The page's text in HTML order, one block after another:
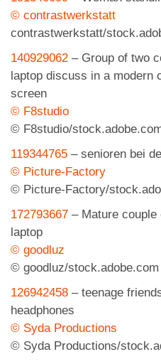
© contrastwerkstatt
contrastwerkstatt/
140929062 – Group of two
laptop discuss in a modern
screen
© F8studio
© F8studio/
119344765 – senioren bei
© Picture-Factory
© Picture-Factory/
172793667 – Mature
laptop
© goodluz
© goodluz/stock.adobe.com
126942458 – teenage
headphones
© Syda Productions
© Syda Productions/